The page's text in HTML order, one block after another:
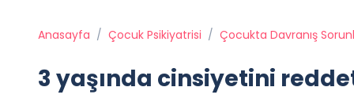
Anasayfa / Çocuk Psikiyatrisi / Çocukta Davranış
3 yaşında cinsiyetini